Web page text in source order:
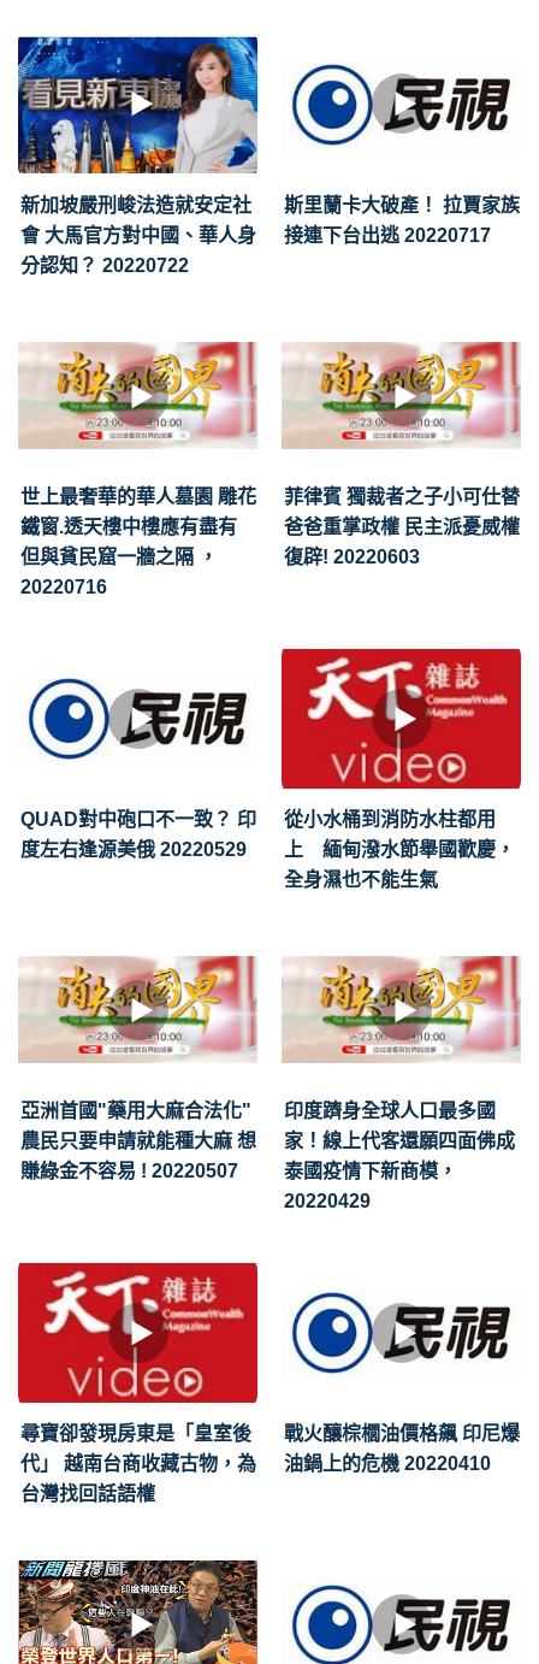
新加坡嚴刑峻法造就安定社
會 大馬官方對中國、華人身
分認知？ 20220722
斯里蘭卡大破產！ 拉賈家族
接連下台出逃 20220717
世上最奢華的華人墓園 雕花
鐵窗.透天樓中樓應有盡有
但與貧民窟一牆之隔 ，
20220716
菲律賓 獨裁者之子小可仕替
爸爸重掌政權 民主派憂威權
復辟! 20220603
QUAD對中砲口不一致？ 印
度左右逢源美俄 20220529
從小水桶到消防水柱都用
上 緬甸潑水節舉國歡慶，
全身濕也不能生氣
亞洲首國"藥用大麻合法化"
農民只要申請就能種大麻 想
賺綠金不容易 ! 20220507
印度躋身全球人口最多國
家！線上代客還願四面佛成
泰國疫情下新商模，
20220429
尋寶卻發現房東是「皇室後
代」 越南台商收藏古物，為
台灣找回話語權
戰火釀棕櫚油價格飆 印尼爆
油鍋上的危機 20220410